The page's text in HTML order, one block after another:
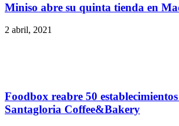
Miniso abre su quinta tienda en
2 abril, 2021
Foodbox reabre 50
Santagloria Coffee&Bakery